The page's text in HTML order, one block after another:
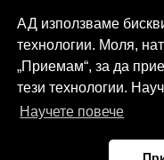
АД използваме
технологии. Моля,
„Приемам“, за да
тези технологии.
Научете повече